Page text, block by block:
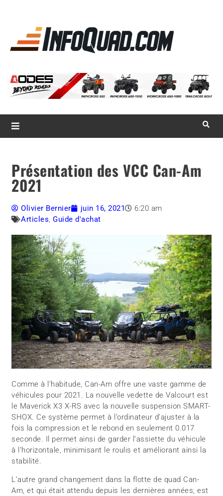
Magazine InfoQuad.com
Présentation des VCC Can-Am
2021
Olivier Bernier juin 16, 2021
6:20 am
Articles,Guide d'achat
Comme à l’habitude, Can-Am offre une vaste gamme de
véhicules pour 2021. La nouvelle vedette de Valcourt est
le Maverick X3 X-RS avec la nouvelle suspension SMART-
SHOX. Ce système permet à l’ordinateur d’ajuster à la
fois la compression et le rebond en seulement 0.017
seconde. Il permet ainsi de garder l’assiette du véhicule
à l’horizontale, minimisant le roulis et améliorant ainsi la
stabilité.
L’autre grand changement dans la flotte de quad Can-
Am, et qui était attendu depuis les dernières années, est